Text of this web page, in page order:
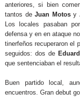
anteriores, si bien
tantos deJuan Motosy
Los locales pasaban
defensa y en en ataque
tinerfeños recuperaron el
seguidos: dos de
que sentenciaban el
Buen partido local,
encuentros. Gran debut